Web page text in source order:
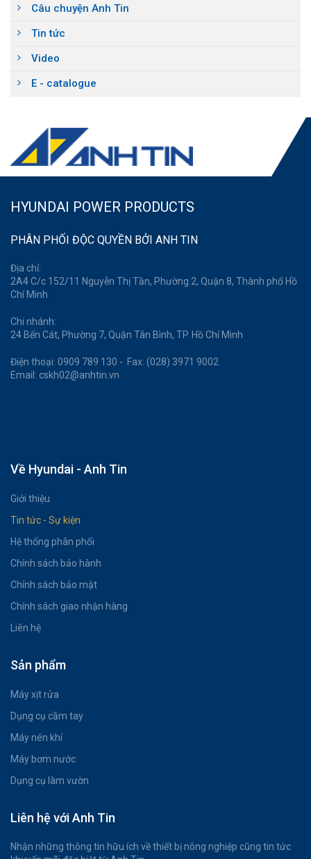
Câu chuyện Anh Tin
Tin tức
Video
E - catalogue
HYUNDAI POWER PRODUCTS
PHÂN PHỐI ĐỘC QUYỀN BỞI ANH TIN
Địa chỉ:
2A4 C/c 152/11 Nguyễn Thị Tần, Phường 2, Quận 8, Thành phố Hồ
Chí Minh
Chi nhánh:
24 Bến Cát, Phường 7, Quận Tân Bình, TP. Hồ Chí Minh
Điện thoại: 0909 789 130 - Fax: (028) 3971 9002
Email: cskh02@anhtin.vn
Về Hyundai - Anh Tin
Giới thiệu
Tin tức - Sự kiện
Hệ thống phân phối
Chính sách bảo hành
Chính sách bảo mật
Chính sách giao nhận hàng
Liên hệ
Sản phẩm
Máy xịt rửa
Dụng cụ cầm tay
Máy nén khí
Máy bơm nước
Dụng cụ làm vườn
Liên hệ với Anh Tin
Nhận những thông tin hữu ích về thiết bị nông nghiệp cũng tin tức